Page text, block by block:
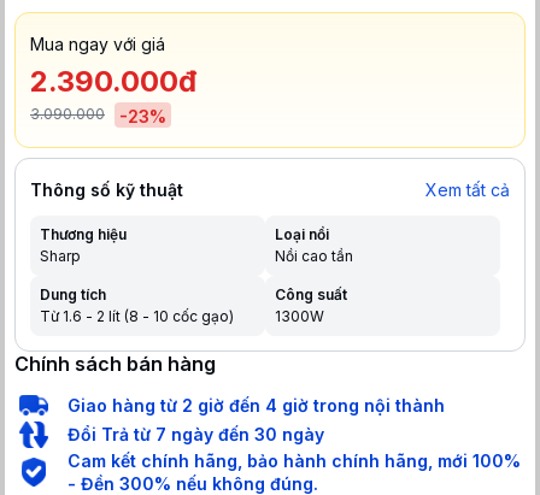
Mua ngay với giá
2.390.000đ
3.090.000 -23%
Thông số kỹ thuật Xem tất cả
Thương hiệu
Sharp
Loại nồi
Nồi cao tần
Dung tích
Từ 1.6 - 2 lít (8 - 10 cốc gạo)
Công suất
1300W
Chính sách bán hàng
Giao hàng từ 2 giờ đến 4 giờ trong nội thành
Đổi Trả từ 7 ngày đến 30 ngày
Cam kết chính hãng, bảo hành chính hãng, mới 100%
- Đền 300% nếu không đúng.